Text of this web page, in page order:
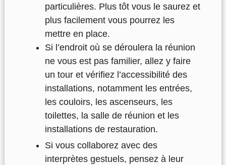
particulières. Plus tôt vous le saurez et
plus facilement vous pourrez les
mettre en place.
Si l’endroit où se déroulera la réunion
ne vous est pas familier, allez y faire
un tour et vérifiez l’accessibilité des
installations, notamment les entrées,
les couloirs, les ascenseurs, les
toilettes, la salle de réunion et les
installations de restauration.
Si vous collaborez avec des
interprètes gestuels, pensez à leur